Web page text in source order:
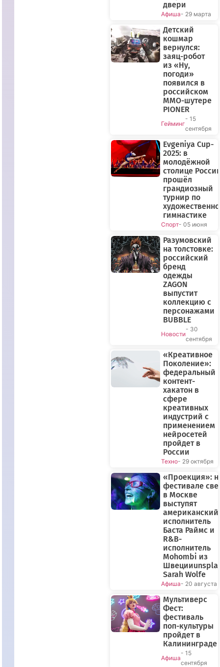
ПРЯМОЙ
ЭФИР
двери
Афиша- 29 марта
Детский
кошмар
вернулся:
заяц-робот
из «Ну,
погоди»
появился в
российском
MMO-шутере
PIONER
Гейминг
- 15
сентября
Evgeniya Cup-
2025: в
молодёжной
столице
прошёл
грандиозный
турнир по
гимнастике
Спорт- 05 июня
Разумовский
на толстовке:
российский
бренд
одежды
ZAGON
выпустит
коллекцию с
персонажами
BUBBLE
Новости
- 30
сентября
«Креативное
Поколение»:
федеральный
контент-
хакатон в
сфере
креативных
индустрий с
применением
нейросетей
пройдет в
России
Техно- 29 октября
«Проекция»:
фестивале
в Москве
выступят
американский
исполнитель
Баста Раймс и
R&B-
исполнитель
Mohombi из
Sarah Wolfe
Афиша- 20 августа
Мультиверс
Фест:
фестиваль
поп-культуры
пройдет в
Калининграде
Афиша
- 15
сентября